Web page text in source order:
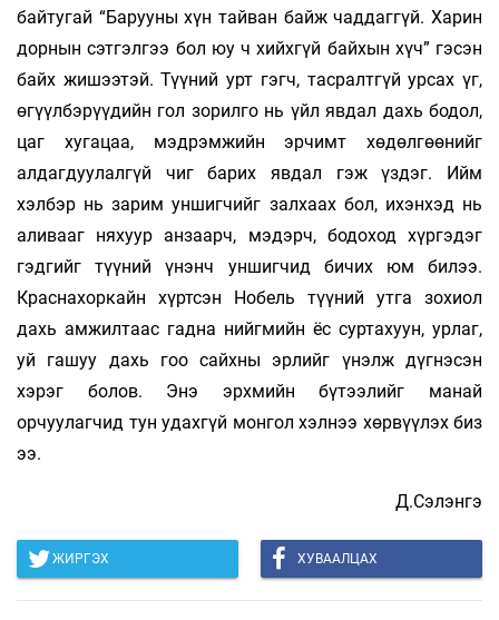
байтугай “Барууны хүн тайван байж чаддаггүй. Харин
дорнын сэтгэлгээ бол юу ч хийхгүй байхын хүч” гэсэн
байх жишээтэй. Түүний урт гэгч, тасралтгүй урсах үг,
өгүүлбэрүүдийн гол зорилго нь үйл явдал дахь бодол,
цаг хугацаа, мэдрэмжийн эрчимт хөдөлгөөнийг
алдагдуулалгүй чиг барих явдал гэж үздэг. Ийм
хэлбэр нь зарим уншигчийг залхаах бол, ихэнхэд нь
аливааг няхуур анзаарч, мэдэрч, бодоход хүргэдэг
гэдгийг түүний үнэнч уншигчид бичих юм билээ.
Краснахоркайн хүртсэн Нобель түүний утга зохиол
дахь амжилтаас гадна нийгмийн ёс суртахуун, урлаг,
уй гашуу дахь гоо сайхны эрлийг үнэлж дүгнэсэн
хэрэг болов. Энэ эрхмийн бүтээлийг манай
орчуулагчид тун удахгүй монгол хэлнээ хөрвүүлэх биз
ээ.
Д.Сэлэнгэ
ЖИРГЭХ ХУВААЛЦАХ